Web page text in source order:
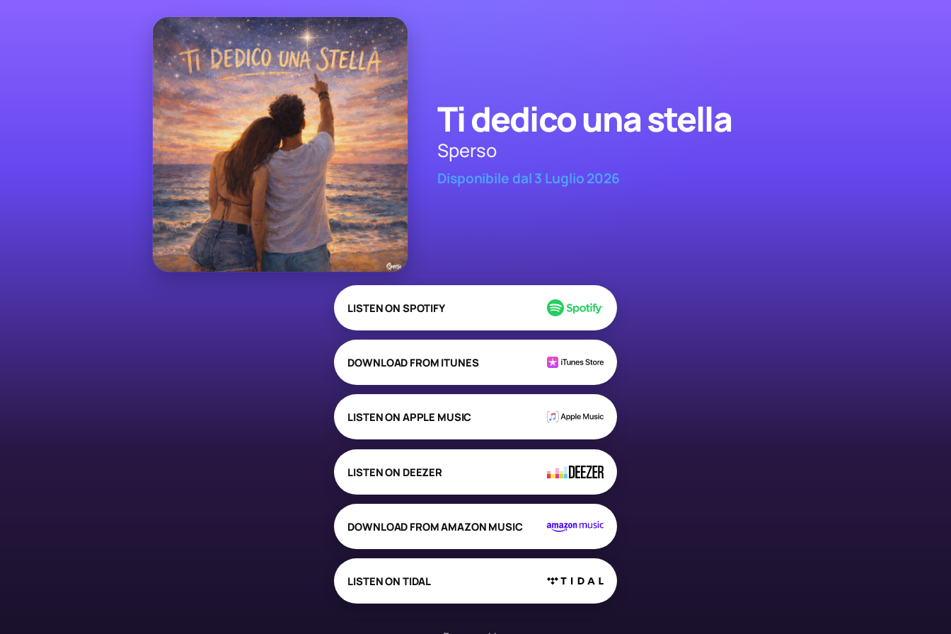
Ti dedico una stella
Sperso
Disponibile dal 3 Luglio 2026
LISTEN ON SPOTIFY
DOWNLOAD FROM ITUNES
LISTEN ON APPLE MUSIC
LISTEN ON DEEZER
DOWNLOAD FROM AMAZON MUSIC
LISTEN ON TIDAL